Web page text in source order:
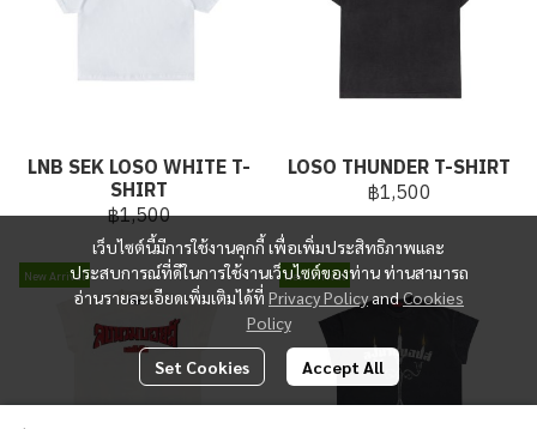
LNB SEK LOSO WHITE T-
SHIRT
฿1,500
LOSO THUNDER T-SHIRT
฿1,500
New Arrival New Arrival
เว็บไซต์นี้มีการใช้งานคุกกี้ เพื่อเพิ่มประสิทธิภาพและ
ประสบการณ์ที่ดีในการใช้งานเว็บไซต์ของท่าน ท่านสามารถ
อ่านรายละเอียดเพิ่มเติมได้ที่ Privacy PolicyandCookies
Policy
Set Cookies Accept All